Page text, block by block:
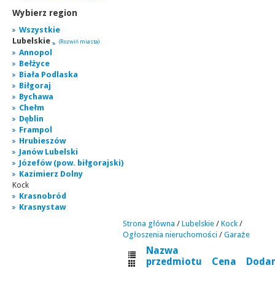
Wybierz region
Wszystkie
Lubelskie
(Rozwiń miasta)
Annopol
Bełżyce
Biała Podlaska
Biłgoraj
Bychawa
Chełm
Dęblin
Frampol
Hrubieszów
Janów Lubelski
Józefów (pow. biłgorajski)
Kazimierz Dolny
Kock
Krasnobród
Krasnystaw
Strona główna / Lubelskie / Kock /
Ogłoszenia nieruchomości / Garaże
Nazwa
przedmiotu
Cena